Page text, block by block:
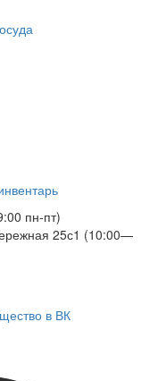
пн-пт)
25с1 (10:00—
в ВК